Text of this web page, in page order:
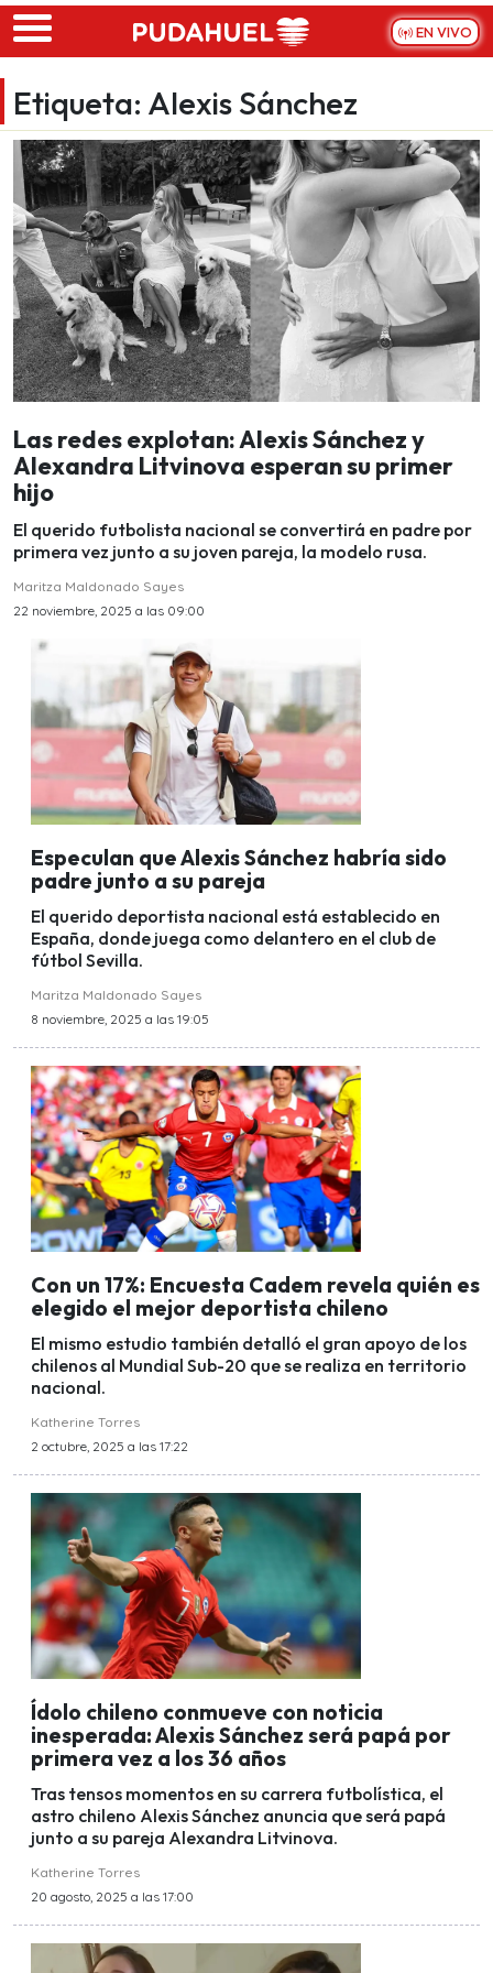
Skip to main content
EN VIVO
Etiqueta: Alexis Sánchez
Las redes explotan: Alexis Sánchez y
Alexandra Litvinova esperan su primer
hijo
El querido futbolista nacional se convertirá en padre por
primera vez junto a su joven pareja, la modelo rusa.
Maritza Maldonado Sayes
22 noviembre, 2025 a las 09:00
Especulan que Alexis Sánchez habría sido
padre junto a su pareja
El querido deportista nacional está establecido en
España, donde juega como delantero en el club de
fútbol Sevilla.
Maritza Maldonado Sayes
8 noviembre, 2025 a las 19:05
Con un 17%: Encuesta Cadem revela quién es
elegido el mejor deportista chileno
El mismo estudio también detalló el gran apoyo de los
chilenos al Mundial Sub-20 que se realiza en territorio
nacional.
Katherine Torres
2 octubre, 2025 a las 17:22
Ídolo chileno conmueve con noticia
inesperada: Alexis Sánchez será papá por
primera vez a los 36 años
Tras tensos momentos en su carrera futbolística, el
astro chileno Alexis Sánchez anuncia que será papá
junto a su pareja Alexandra Litvinova.
Katherine Torres
20 agosto, 2025 a las 17:00